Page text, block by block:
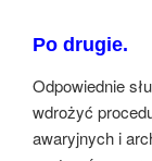
Po drugie.
Odpowiednie
wdrożyć
awaryjnych i